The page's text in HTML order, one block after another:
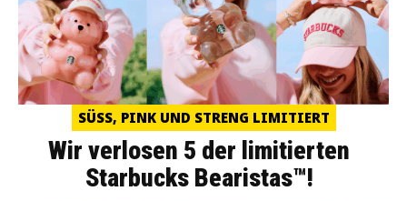
SÜSS, PINK UND STRENG LIMITIERT
Wir verlosen 5 der limitierten
Starbucks Bearistas™!